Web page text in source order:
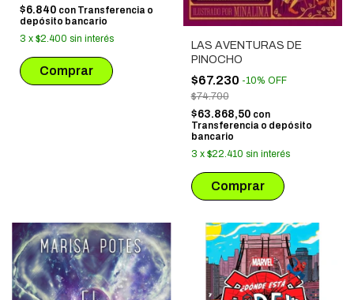
$6.840 con Transferencia o
depósito bancario
3 x $2.400 sin interés
LAS AVENTURAS DE
PINOCHO
$67.230 -10% OFF
$74.700
$63.868,50 con
Transferencia o depósito
bancario
3 x $22.410 sin interés